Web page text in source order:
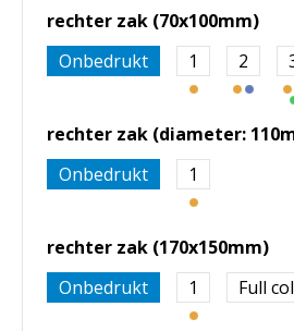
rechter zak (70x100mm)
Onbedrukt
1 2
rechter zak (diameter:
Onbedrukt
1
rechter zak (170x150mm)
Onbedrukt
1 Full